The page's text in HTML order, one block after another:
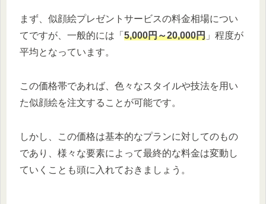
まず、似顔絵プレゼントサービスの料金相場につい
てですが、一般的には「 5,000円～20,000円 」程度が
平均となっています。
この価格帯であれば、色々なスタイルや技法を用い
た似顔絵を注文することが可能です。
しかし、この価格は基本的なプランに対してのもの
であり、様々な要素によって最終的な料金は変動し
ていくことも頭に入れておきましょう。